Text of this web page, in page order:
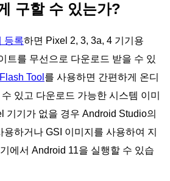
구할 수 있는가?
등록하면 Pixel 2, 3, 3a, 4 기기용
트를 무선으로 다운로드 받을 수 있
Tool 를 사용하면 간편하게 온디
있고 다운로드 가능한 시스템 이미
기기가 없을 경우 Android Studio의
하거나 GSI 이미지를 사용하여 지
에서 Android 11을 실행할 수 있습